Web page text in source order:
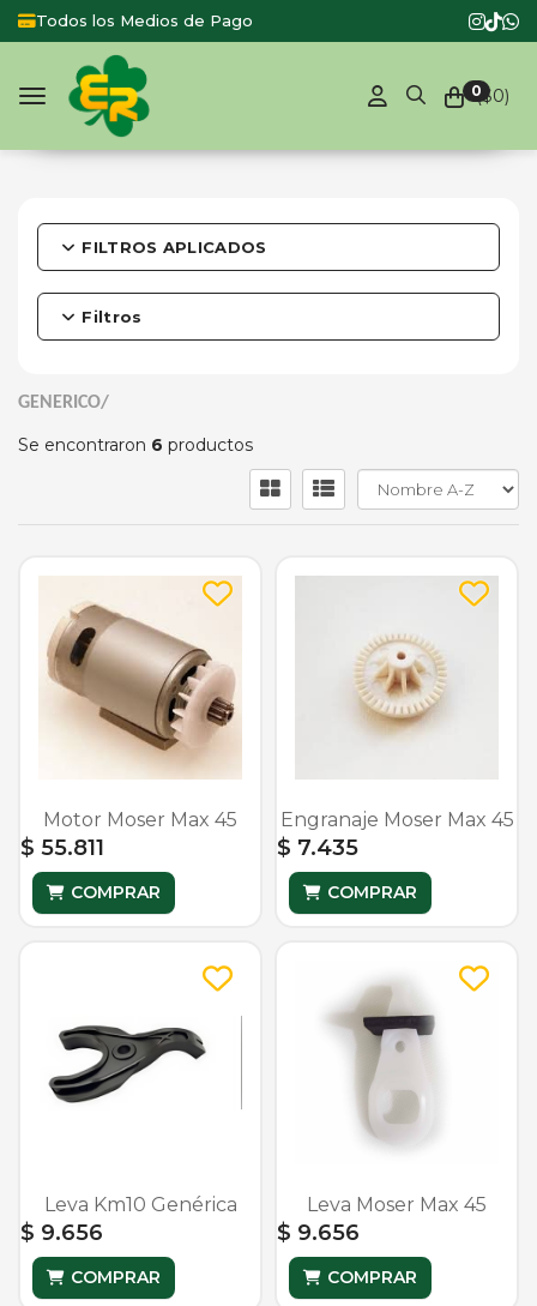
Todos los Medios de Pago
0($0)
Toggle navigation
FILTROS APLICADOS
Filtros
GENERICO/
Se encontraron 6 productos
Motor Moser Max 45
$ 55.811
COMPRAR
Engranaje Moser Max 45
$ 7.435
COMPRAR
Leva Km10 Genérica
$ 9.656
COMPRAR
Leva Moser Max 45
$ 9.656
COMPRAR